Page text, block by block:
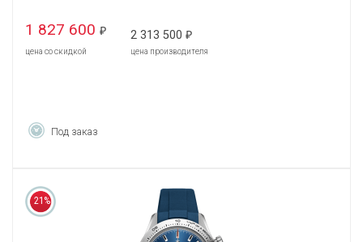
1 827 600 ₽
цена со скидкой
2 313 500 ₽
цена производителя
Под заказ
21%